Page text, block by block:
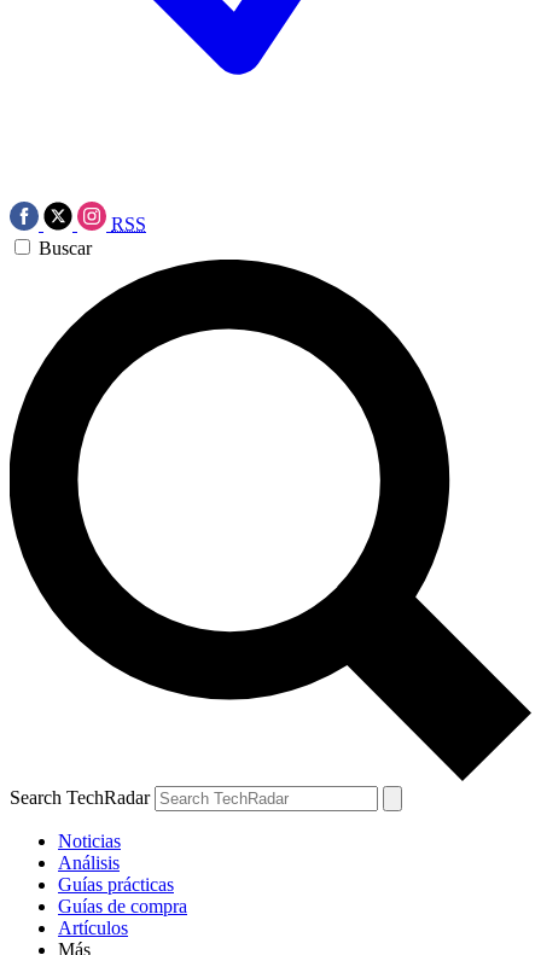
RSS
Buscar
Search TechRadar
Noticias
Análisis
Guías prácticas
Guías de compra
Artículos
Más